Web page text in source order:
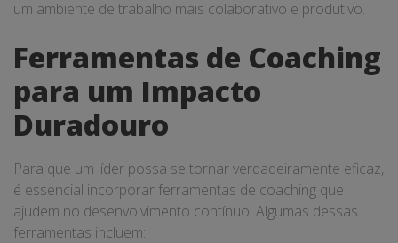
um ambiente de trabalho mais colaborativo e produtivo.
Ferramentas de Coaching
para um Impacto
Duradouro
Para que um líder possa se tornar verdadeiramente eficaz,
é essencial incorporar ferramentas de coaching que
ajudem no desenvolvimento contínuo. Algumas dessas
ferramentas incluem: